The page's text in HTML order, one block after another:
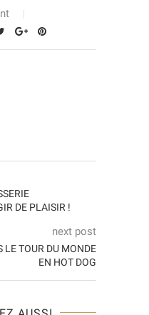
DE PLAISIR !
next post
LE TOUR DU MONDE
EN HOT DOG